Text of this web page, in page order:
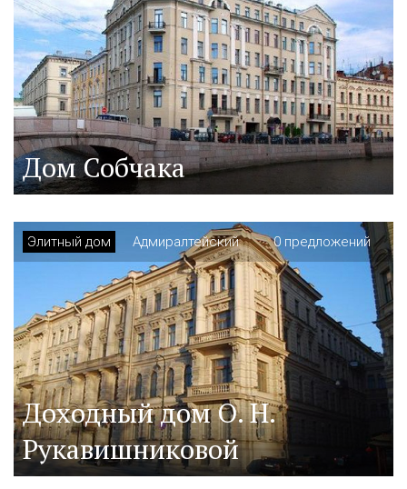
Дом Собчака
Элитный дом Адмиралтейский 0 предложений
Доходный дом О. Н.
Рукавишниковой